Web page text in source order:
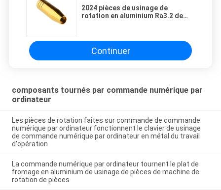
2024 pièces de usinage de
rotation en aluminium Ra3.2 de
Continuer
composants tournés par commande numérique par
ordinateur
Les pièces de rotation faites sur commande de commande
numérique par ordinateur fonctionnent le clavier de usinage
de commande numérique par ordinateur en métal du travail
d'opération
La commande numérique par ordinateur tournent le plat de
fromage en aluminium de usinage de pièces de machine de
rotation de pièces